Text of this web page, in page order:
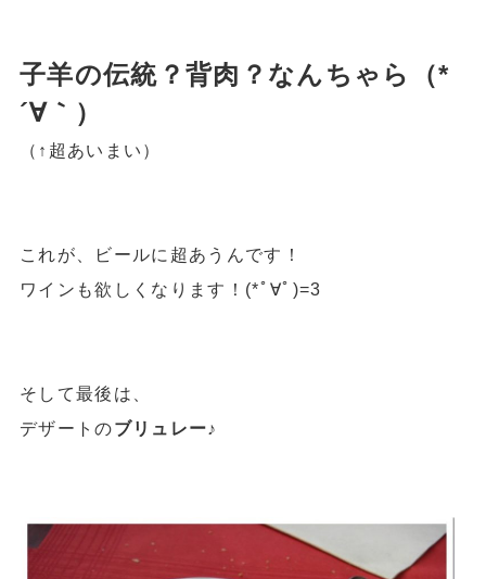
子羊の伝統？背肉？なんちゃら（*
´∀｀）
（↑超あいまい）
これが、ビールに超あうんです！
ワインも欲しくなります！(*ﾟ∀ﾟ)=3
そして最後は、
デザートのブリュレー♪